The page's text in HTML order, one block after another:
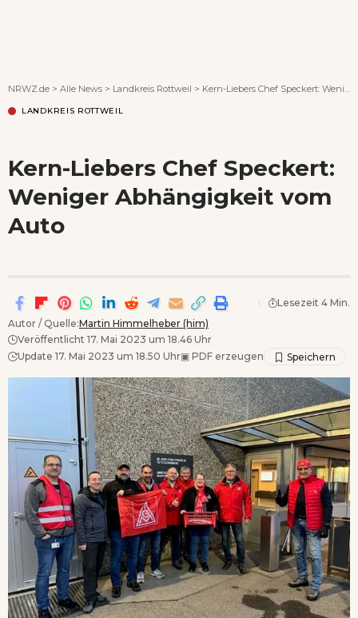
NRWZ.de > Alle News > Landkreis Rottweil > Kern-Liebers Chef Speckert: Weniger Abhängigkeit vom Auto
LANDKREIS ROTTWEIL
Kern-Liebers Chef Speckert:
Weniger Abhängigkeit vom
Auto
Autor / Quelle:Martin Himmelheber (him)
Veröffentlicht 17. Mai 2023 um 18.46 Uhr
Update 17. Mai 2023 um 18.50 Uhr▣ PDF erzeugen
Lesezeit 4 Min.